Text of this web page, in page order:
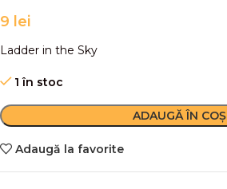
9 lei
Ladder in the Sky
1 în stoc
ADAUGĂ ÎN COȘ
Adaugă la favorite